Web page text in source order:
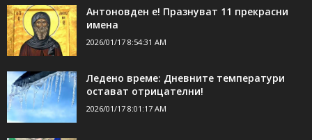
Антоновден е! Празнуват 11 прекрасни
имена
2026/01/17 8:54:31 AM
Ледено време: Дневните температури
остават отрицателни!
2026/01/17 8:01:17 AM